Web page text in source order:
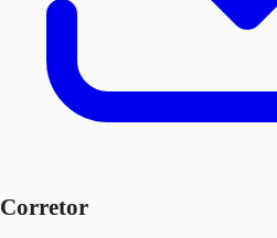
Corretor